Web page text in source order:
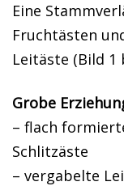
Eine
Fruchtästen
Leitäste (Bild 1
Grobe
– flach
Schlitzäste
– vergabelte